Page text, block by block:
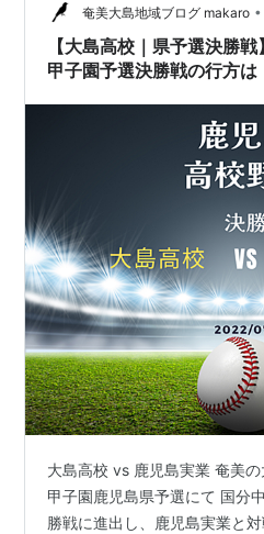
奄美大島地域ブログ makaro •
【大島高校｜県予選決勝
甲子園予選決勝戦の行方は
大島高校 vs 鹿児島実業 奄美
甲子園鹿児島県予選にて 国分
勝戦に進出し、鹿児島実業と